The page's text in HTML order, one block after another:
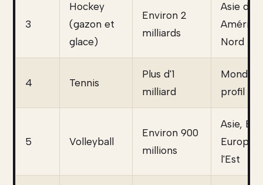
3
Hockey
(gazon et
glace)
Environ 2
milliards
Asie du
Nord
4 Tennis
Plus d'1
milliard
Mondial,
profil
5 Volleyball
Environ 900
millions
Asie,
Europe
l'Est